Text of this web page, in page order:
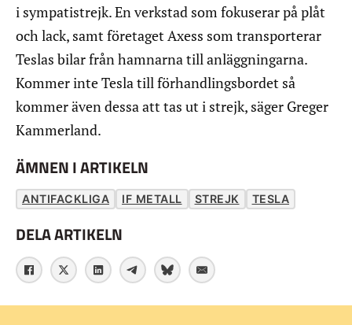
i sympatistrejk. En verkstad som fokuserar på plåt
och lack, samt företaget Axess som transporterar
Teslas bilar från hamnarna till anläggningarna.
Kommer inte Tesla till förhandlingsbordet så
kommer även dessa att tas ut i strejk, säger Greger
Kammerland.
ÄMNEN I ARTIKELN
ANTIFACKLIGA IF METALL STREJK TESLA
DELA ARTIKELN